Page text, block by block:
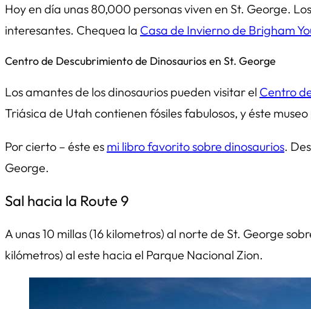
Hoy en día unas 80,000 personas viven en St. George.
interesantes. Chequea la Casa de Invierno de Brigham
Centro de Descubrimiento de Dinosaurios en St. George
Los amantes de los dinosaurios pueden visitar el Centro
Triásica de Utah contienen fósiles fabulosos, y éste
Por cierto – éste es mi libro favorito sobre dinosaurios.
George.
Sal hacia la Route 9
A unas 10 millas (16 kilometros) al norte de St. George
kilómetros) al este hacia el Parque Nacional Zion.